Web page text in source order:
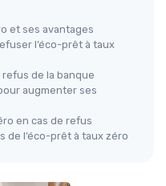
et ses avantages
l’éco-prêt à taux
de la banque
augmenter ses
en cas de refus
l’éco-prêt à taux zéro